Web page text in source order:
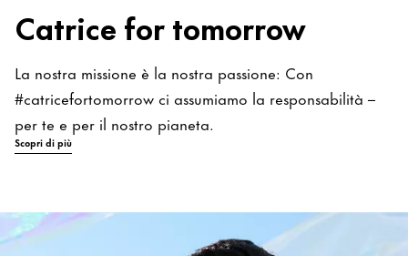
Catrice for tomorrow
La nostra missione è la nostra passione: Con
#catricefortomorrow ci assumiamo la responsabilità –
per te e per il nostro pianeta.
Scopri di più